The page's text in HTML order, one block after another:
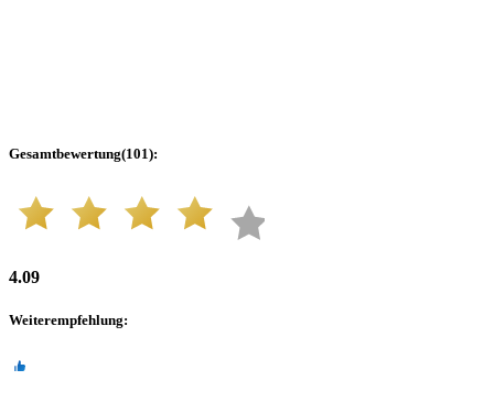
Gesamtbewertung(101):
4.09
Weiterempfehlung: